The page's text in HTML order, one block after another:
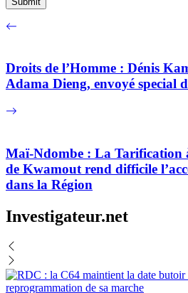
Droits de l’Homme : Dénis
Adama Dieng, envoyé special
Maï-Ndombe : La Tarification
de Kwamout rend difficile
dans la Région
Investigateur.net